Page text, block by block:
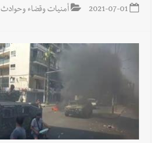
2021-07-01 أمنيات وقضاء وحوادث